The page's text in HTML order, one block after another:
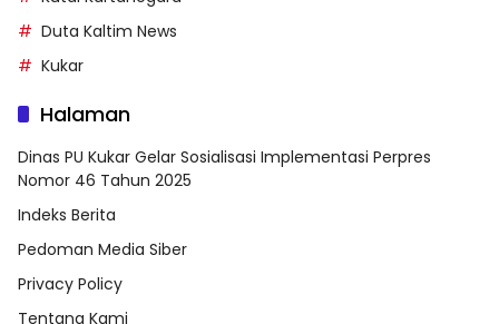
Duta Kaltim News
Kukar
Halaman
Dinas PU Kukar Gelar Sosialisasi Implementasi Perpres
Nomor 46 Tahun 2025
Indeks Berita
Pedoman Media Siber
Privacy Policy
Tentang Kami